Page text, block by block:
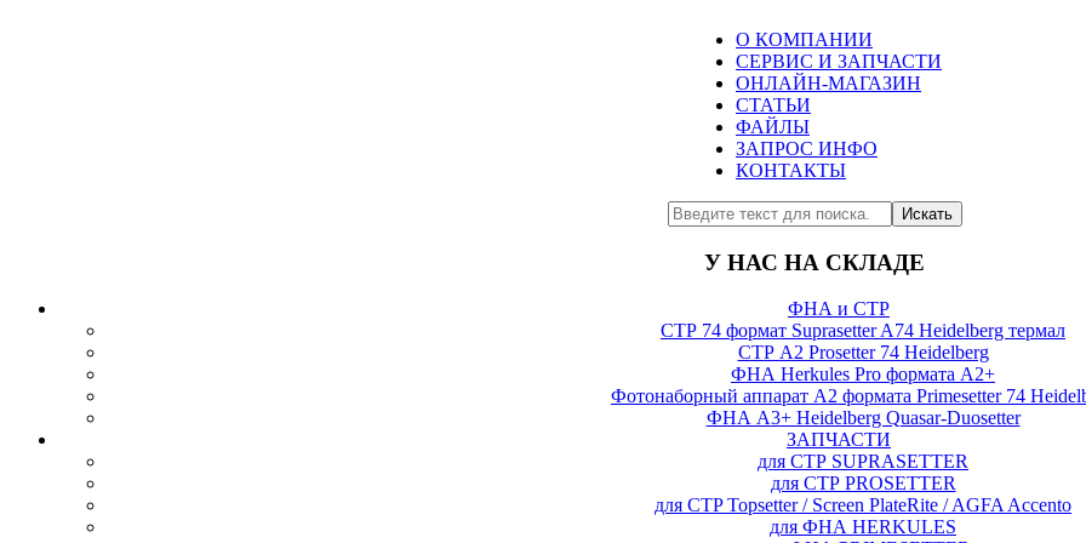
О КОМПАНИИ
СЕРВИС И ЗАПЧАСТИ
ОНЛАЙН-МАГАЗИН
СТАТЬИ
ФАЙЛЫ
ЗАПРОС ИНФО
КОНТАКТЫ
Искать
У НАС НА СКЛАДЕ
ФНА и СТР
СТР 74 формат Suprasetter A74 Heidelberg термал
СТР А2 Prosetter 74 Heidelberg
ФНА Herkules Pro формата А2+
Фотонаборный аппарат А2 формата Primesetter 74
ФНА А3+ Heidelberg Quasar-Duosetter
ЗАПЧАСТИ
для СТР SUPRASETTER
для СТР PROSETTER
для CTP Topsetter / Screen PlateRite / AGFA Accento
для ФНА HERKULES